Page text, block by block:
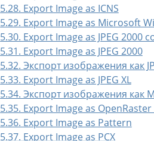
5.28. Export Image as ICNS
5.29. Export Image as Microsoft
5.30. Export Image as JPEG 2000
5.31. Export Image as JPEG 2000
5.32. Экспорт изображения как
5.33. Export Image as JPEG XL
5.34. Экспорт изображения как
5.35. Export Image as OpenRaster
5.36. Export Image as Pattern
5.37. Export Image as PCX